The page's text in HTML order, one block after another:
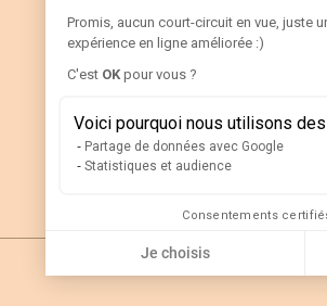
Promis, aucun court-circuit en vue, juste
expérience en ligne améliorée :)
C'est OK pour vous ?
Voici pourquoi nous utilisons
Partage de données avec Google
Statistiques et audience
Consentements
Je choisis
0.06
2.05
0.2